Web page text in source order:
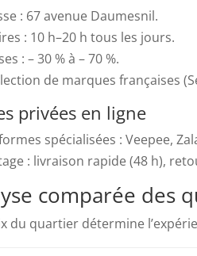
: 67 avenue Daumesnil.
: 10 h–20 h tous les jours.
: – 30 % à – 70 %.
de marques françaises
privées en ligne
spécialisées : Veepee,
: livraison rapide (48 h),
comparée des
du quartier détermine